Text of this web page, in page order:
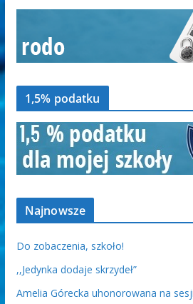
1,5% podatku
Najnowsze
Do zobaczenia, szkoło!
,,Jedynka dodaje skrzydeł”
Amelia Górecka uhonorowana na